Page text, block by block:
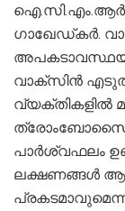
ഐ.സി.എം.ആർ.
ഗാഖേഡ്കർ.
വാക്‌സിൻ
വ്യക്തികളിൽ
പാർശ്വഫലം
ലക്ഷണങ്ങൾ